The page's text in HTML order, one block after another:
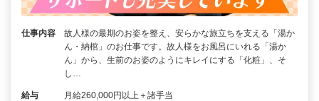
仕事内容
故人様の最期のお姿を整え、安らかな旅立ちを支える「湯か
ん・納棺」のお仕事です。故人様をお風呂にいれる「湯か
ん」から、生前のお姿のようにキレイにする「化粧」、そ
し…
給与 月給260,000円以上＋諸手当